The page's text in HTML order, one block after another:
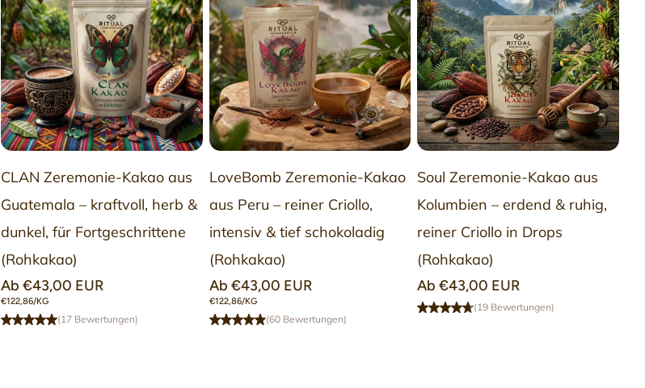
Inhalt
4 Sorten á 35 g feinster Rohkakao(Mix aus unseren aktuell
verfügbaren Sorten)
1× Palo Santo Räucherstäbchen oder Palo Santo Holz
1× von Hand gezogene Rune
1× Rezept und Anleitung
konsumiert. Unsere Erfahrungsberichte findest du unter den
jeweiligen Produkten.
→ Zu den vollständigen Beschreibungen aller Kakaosorten
OPTION
WÄHLEN
CLAN Zeremonie-Kakao aus
Guatemala – kraftvoll, herb &
dunkel, für Fortgeschrittene
(Rohkakao)
Normaler
Preis
Ab €43,00 EUR
STÜCKPREIS
€122,86/KG
(17 Bewertungen)
OPTION
WÄHLEN
LoveBomb Zeremonie-Kakao
aus Peru – reiner Criollo,
intensiv & tief schokoladig
(Rohkakao)
Normaler
Preis
Ab €43,00 EUR
STÜCKPREIS
€122,86/KG
(60 Bewertungen)
Soul Zeremonie-Kakao aus
Kolumbien – erdend & ruhig,
reiner Criollo in Drops
(Rohkakao)
Normaler
Preis
Ab €43,00 EUR
(19 Bewertungen)